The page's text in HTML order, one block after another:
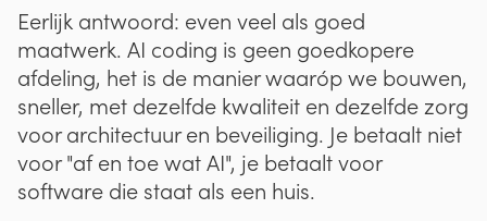
Eerlijk antwoord: even veel als goed
maatwerk. AI coding is geen goedkopere
afdeling, het is de manier waaróp we bouwen,
sneller, met dezelfde kwaliteit en dezelfde zorg
voor architectuur en beveiliging. Je betaalt niet
voor "af en toe wat AI", je betaalt voor
software die staat als een huis.